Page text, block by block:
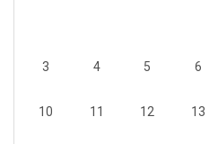
3 4 5 6
10 11 12 13